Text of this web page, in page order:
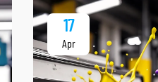
17
Apr